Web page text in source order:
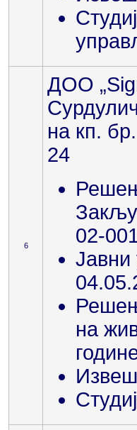
6
ДОО
на кп.
24
02-
Јавни
на